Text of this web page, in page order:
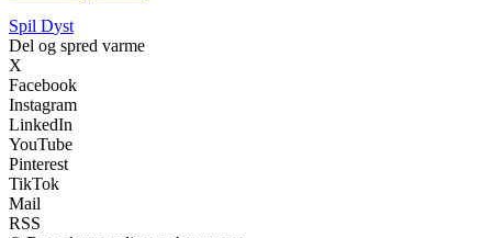
Spil Dyst
Del og spred varme
X
Facebook
Instagram
LinkedIn
YouTube
Pinterest
TikTok
Mail
RSS